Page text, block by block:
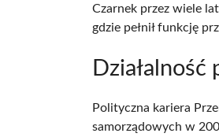
Czarnek przez wiele
gdzie pełnił funkcję
Działalność
Polityczna kariera
samorządowych w